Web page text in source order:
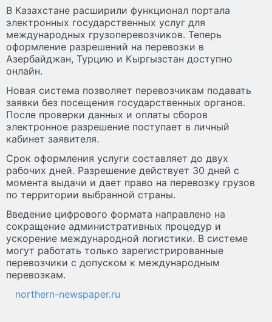
В Казахстане расширили функционал портала
электронных государственных услуг для
международных грузоперевозчиков. Теперь
оформление разрешений на перевозки в
Азербайджан, Турцию и Кыргызстан доступно
онлайн.
Новая система позволяет перевозчикам подавать
заявки без посещения государственных органов.
После проверки данных и оплаты сборов
электронное разрешение поступает в личный
кабинет заявителя.
Срок оформления услуги составляет до двух
рабочих дней. Разрешение действует 30 дней с
момента выдачи и дает право на перевозку грузов
по территории выбранной страны.
Введение цифрового формата направлено на
сокращение административных процедур и
ускорение международной логистики. В системе
могут работать только зарегистрированные
перевозчики с допуском к международным
перевозкам.
northern-newspaper.ru